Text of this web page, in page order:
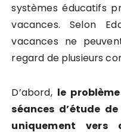
systèmes éducatifs
vacances. Selon
vacances ne
regard de plusieurs
D’abord, le
séances d’étude
uniquement vers